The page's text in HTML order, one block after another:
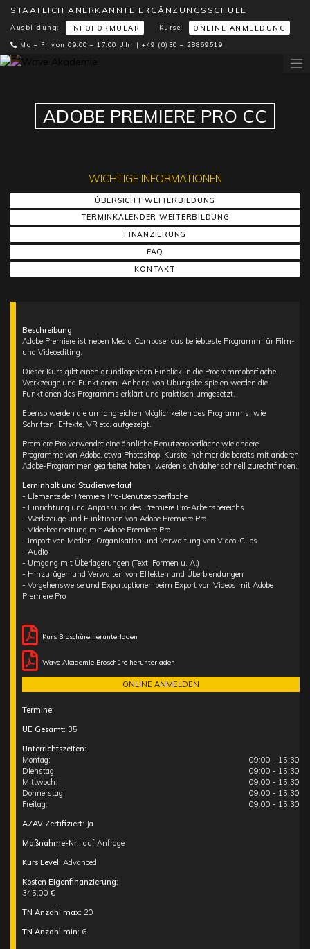
STAATLICH ANERKANNTE ERGÄNZUNGSSCHULE
Ausbildung: INFOFORMULAR Kurse: ONLINE ANMELDUNG
Mo – Fr von 09:00 – 17:00 Uhr | +49 (0)30 – 28869519
ADOBE PREMIERE PRO CC
WICHTIGE INFORMATIONEN
ÜBERSICHT WEITERBILDUNG
TERMINKALENDER WEITERBILDUNG
FINANZIERUNG
FAQ
KONTAKT
Beschreibung
Adobe Premiere ist neben Media Composer das beliebteste Programm für Film-
und Videoediting.
Dieser Kurs gibt einen grundlegenden Einblick in die Programmoberfläche,
Werkzeuge und Funktionen. Anhand von Übungsbeispielen werden die
Funktionen des Programms erklärt und praktisch umgesetzt.
Ebenso werden die umfangreichen Möglichkeiten des Programms, wie
Schriften, Effekte, VR etc. aufgezeigt.
Premiere Pro verwendet eine ähnliche Benutzeroberfläche wie andere
Programme von Adobe, etwa Photoshop. Kursteilnehmer die bereits mit anderen
Adobe-Programmen gearbeitet haben, werden sich daher schnell zurechtfinden.
Lerninhalt und Studienverlauf
- Elemente der Premiere Pro-Benutzeroberfläche
- Einrichtung und Anpassung des Premiere Pro-Arbeitsbereichs
- Werkzeuge und Funktionen von Adobe Premiere Pro
- Videobearbeitung mit Adobe Premiere Pro
- Import von Medien, Organisation und Verwaltung von Video-Clips
- Audio
- Umgang mit Überlagerungen (Text, Formen u. Ä.)
- Hinzufügen und Verwalten von Effekten und Überblendungen
- Vorgehensweise und Exportoptionen beim Export von Videos mit Adobe
Premiere Pro
Kurs Broschüre herunterladen
Wave Akademie Broschüre herunterladen
ONLINE ANMELDEN
Termine:
UE Gesamt: 35
Unterrichtszeiten:
Montag:
09:00 - 15:30
Dienstag:
09:00 - 15:30
Mittwoch:
09:00 - 15:30
Donnerstag:
09:00 - 15:30
Freitag:
09:00 - 15:30
AZAV Zertifiziert: Ja
Maßnahme-Nr.: auf Anfrage
Kurs Level: Advanced
Kosten Eigenfinanzierung:
345,00 €
TN Anzahl max: 20
TN Anzahl min: 6